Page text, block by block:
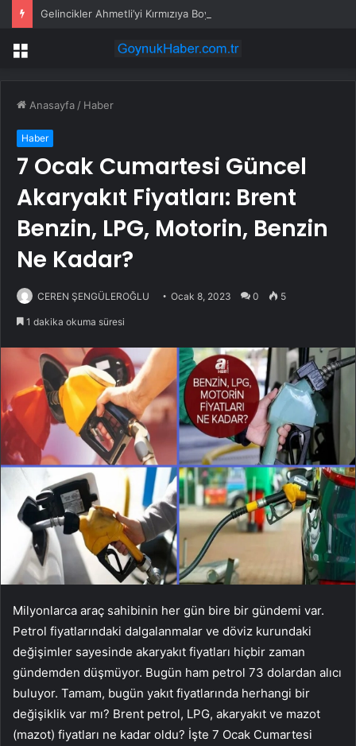
Gelincikler Ahmetli’yi Kırmızıya Boyadı
Menü
Anasayfa / Haber
Haber
7 Ocak Cumartesi Güncel
Akaryakıt Fiyatları: Brent
Benzin, LPG, Motorin, Benzin
Ne Kadar?
CEREN ŞENGÜLEROĞLU Ocak 8, 2023 0 5
1 dakika okuma süresi
Milyonlarca araç sahibinin her gün bire bir gündemi var.
Petrol fiyatlarındaki dalgalanmalar ve döviz kurundaki
değişimler sayesinde akaryakıt fiyatları hiçbir zaman
gündemden düşmüyor. Bugün ham petrol 73 dolardan alıcı
buluyor. Tamam, bugün yakıt fiyatlarında herhangi bir
değişiklik var mı? Brent petrol, LPG, akaryakıt ve mazot
(mazot) fiyatları ne kadar oldu? İşte 7 Ocak Cumartesi